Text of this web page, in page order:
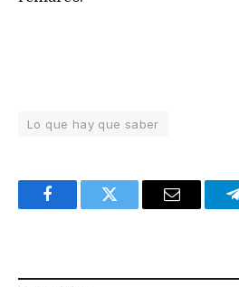
Lo que hay que saber
FacebookTwitter Email